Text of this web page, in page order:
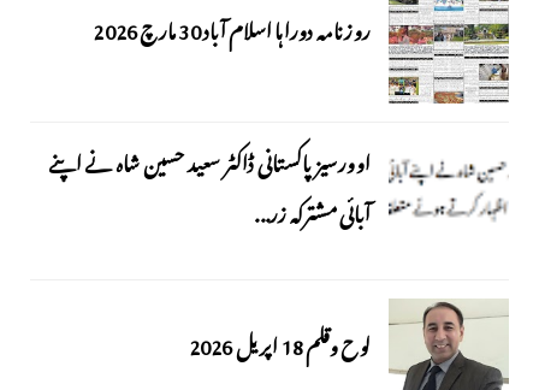
روزنامہ دوراہا اسلام آباد 30 مارچ 2026
اوورسیز پاکستانی ڈاکٹر سعید حسین شاہ نے اپنے
آبائی مشترکہ زر...
لوح وقلم 18 اپریل 2026